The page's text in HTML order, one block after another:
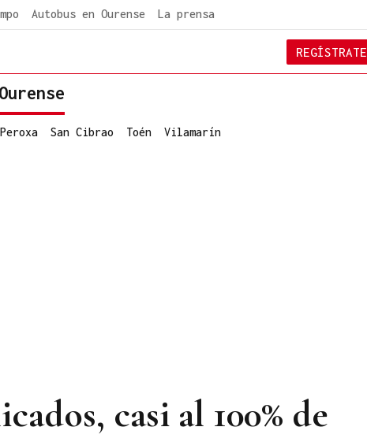
Autobus en Ourense La prensa
REGÍSTRATE
Ourense
San Cibrao Toén Vilamarín
casi al 100% de